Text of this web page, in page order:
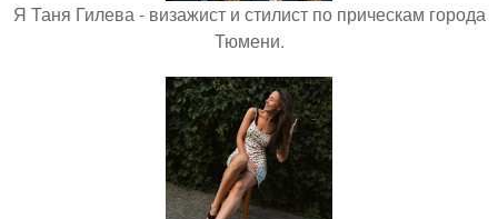
Я Таня Гилева - визажист и стилист по прическам города
Тюмени.